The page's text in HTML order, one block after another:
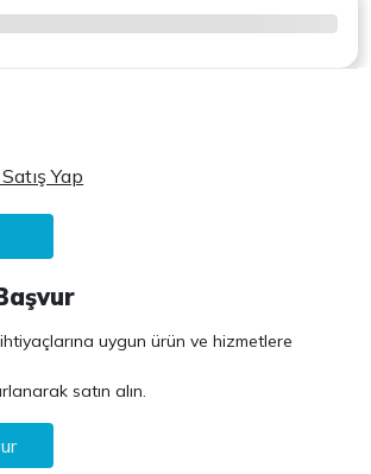
Yap
ihtiyaçlarına uygun ürün ve hizmetlere
satın alın.